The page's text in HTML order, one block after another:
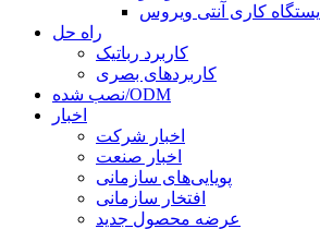
ایستگاه کاری آنتی ویروس
راه حل
کاربرد رباتیک
کاربردهای بصری
نصب شده/ODM
اخبار
اخبار شرکت
اخبار صنعت
پویایی‌های سازمانی
افتخار سازمانی
عرضه محصول جدید